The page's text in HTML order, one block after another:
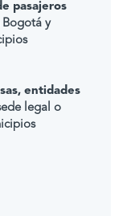
pasajeros
Bogotá y
entidades
legal o